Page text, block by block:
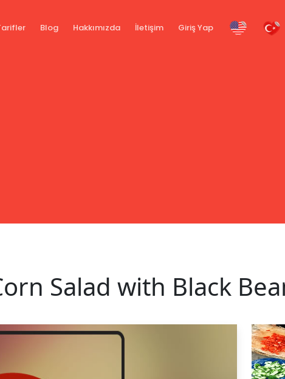
Blog Hakkımızda İletişim Giriş Yap
Salad with Black